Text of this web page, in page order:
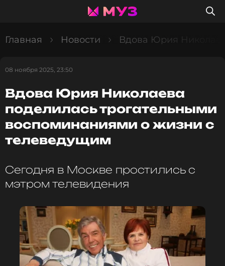
Главная Новости Вдова Юрия
08 ноября 2025, 23:50
Вдова Юрия Николаева
поделилась трогательными
воспоминаниями о жизни с
телеведущим
Сегодня в Москве простились с
мэтром телевидения